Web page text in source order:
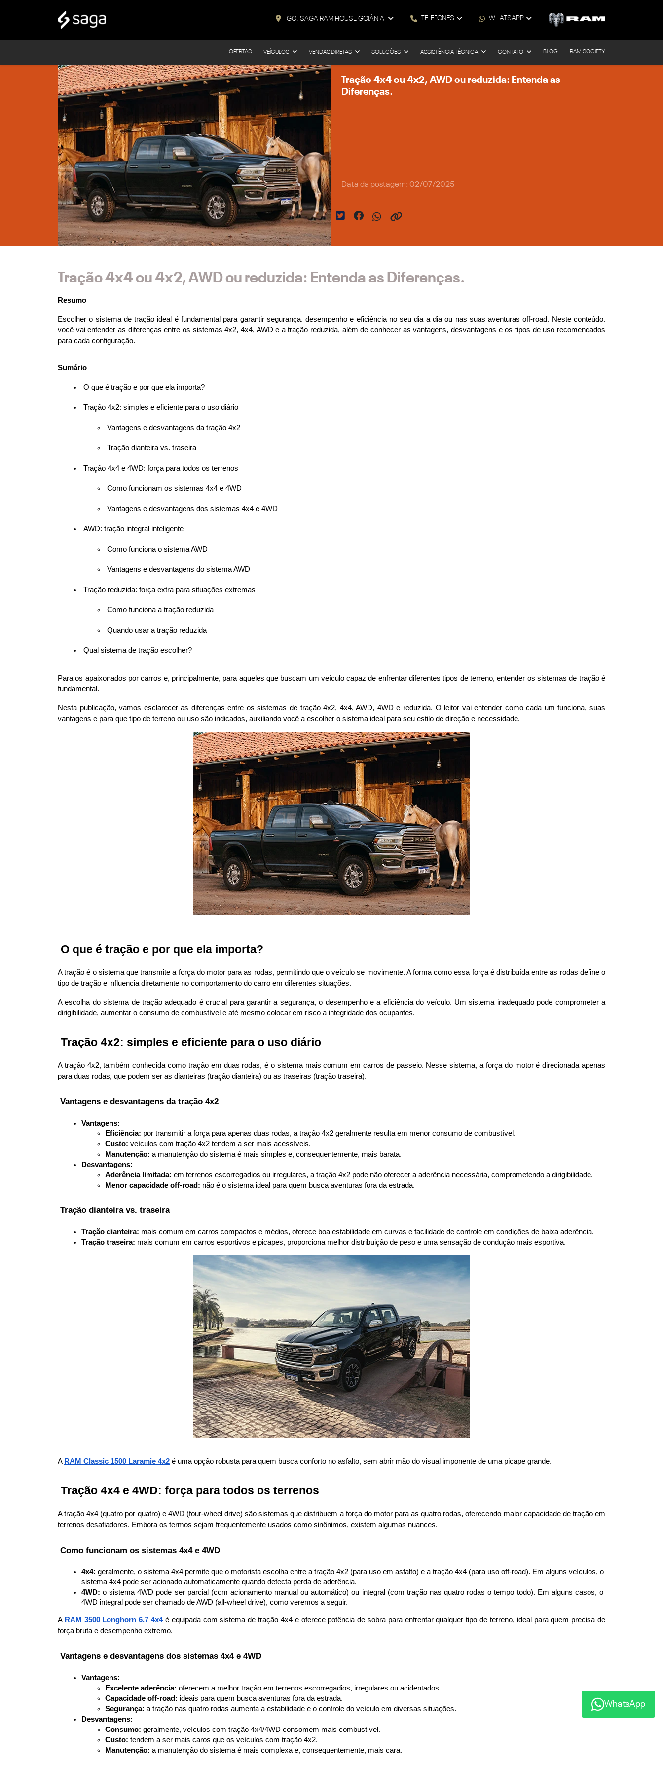
GO: SAGA RAM HOUSE GOIÂNIA TELEFONES WHATSAPP
OFERTAS VEÍCULOS VENDAS DIRETAS SOLUÇÕES ASSISTÊNCIA TÉCNICA CONTATO BLOG RAM SOCIETY
Tração 4x4 ou 4x2, AWD ou reduzida: Entenda as
Diferenças.
Data da postagem: 02/07/2025
Tração 4x4 ou 4x2, AWD ou reduzida: Entenda as Diferenças.
Resumo
Escolher o sistema de tração ideal é fundamental para garantir segurança, desempenho e eficiência no seu dia a dia ou nas suas aventuras off-road. Neste conteúdo,
você vai entender as diferenças entre os sistemas 4x2, 4x4, AWD e a tração reduzida, além de conhecer as vantagens, desvantagens e os tipos de uso recomendados
para cada configuração.
Sumário
O que é tração e por que ela importa?
Tração 4x2: simples e eficiente para o uso diário
Vantagens e desvantagens da tração 4x2
Tração dianteira vs. traseira
Tração 4x4 e 4WD: força para todos os terrenos
Como funcionam os sistemas 4x4 e 4WD
Vantagens e desvantagens dos sistemas 4x4 e 4WD
AWD: tração integral inteligente
Como funciona o sistema AWD
Vantagens e desvantagens do sistema AWD
Tração reduzida: força extra para situações extremas
Como funciona a tração reduzida
Quando usar a tração reduzida
Qual sistema de tração escolher?
Para os apaixonados por carros e, principalmente, para aqueles que buscam um veículo capaz de enfrentar diferentes tipos de terreno, entender os sistemas de tração é
fundamental.
Nesta publicação, vamos esclarecer as diferenças entre os sistemas de tração 4x2, 4x4, AWD, 4WD e reduzida. O leitor vai entender como cada um funciona, suas
vantagens e para que tipo de terreno ou uso são indicados, auxiliando você a escolher o sistema ideal para seu estilo de direção e necessidade.
O que é tração e por que ela importa?
A tração é o sistema que transmite a força do motor para as rodas, permitindo que o veículo se movimente. A forma como essa força é distribuída entre as rodas define o
tipo de tração e influencia diretamente no comportamento do carro em diferentes situações.
A escolha do sistema de tração adequado é crucial para garantir a segurança, o desempenho e a eficiência do veículo. Um sistema inadequado pode comprometer a
dirigibilidade, aumentar o consumo de combustível e até mesmo colocar em risco a integridade dos ocupantes.
Tração 4x2: simples e eficiente para o uso diário
A tração 4x2, também conhecida como tração em duas rodas, é o sistema mais comum em carros de passeio. Nesse sistema, a força do motor é direcionada apenas
para duas rodas, que podem ser as dianteiras (tração dianteira) ou as traseiras (tração traseira).
Vantagens e desvantagens da tração 4x2
Vantagens:
Eficiência: por transmitir a força para apenas duas rodas, a tração 4x2 geralmente resulta em menor consumo de combustível.
Custo: veículos com tração 4x2 tendem a ser mais acessíveis.
Manutenção: a manutenção do sistema é mais simples e, consequentemente, mais barata.
Desvantagens:
Aderência limitada: em terrenos escorregadios ou irregulares, a tração 4x2 pode não oferecer a aderência necessária, comprometendo a dirigibilidade.
Menor capacidade off-road: não é o sistema ideal para quem busca aventuras fora da estrada.
Tração dianteira vs. traseira
Tração dianteira: mais comum em carros compactos e médios, oferece boa estabilidade em curvas e facilidade de controle em condições de baixa aderência.
Tração traseira: mais comum em carros esportivos e picapes, proporciona melhor distribuição de peso e uma sensação de condução mais esportiva.
A RAM Classic 1500 Laramie 4x2 é uma opção robusta para quem busca conforto no asfalto, sem abrir mão do visual imponente de uma picape grande.
Tração 4x4 e 4WD: força para todos os terrenos
A tração 4x4 (quatro por quatro) e 4WD (four-wheel drive) são sistemas que distribuem a força do motor para as quatro rodas, oferecendo maior capacidade de tração em
terrenos desafiadores. Embora os termos sejam frequentemente usados como sinônimos, existem algumas nuances.
Como funcionam os sistemas 4x4 e 4WD
4x4: geralmente, o sistema 4x4 permite que o motorista escolha entre a tração 4x2 (para uso em asfalto) e a tração 4x4 (para uso off-road). Em alguns veículos, o
sistema 4x4 pode ser acionado automaticamente quando detecta perda de aderência.
4WD: o sistema 4WD pode ser parcial (com acionamento manual ou automático) ou integral (com tração nas quatro rodas o tempo todo). Em alguns casos, o
4WD integral pode ser chamado de AWD (all-wheel drive), como veremos a seguir.
A RAM 3500 Longhorn 6.7 4x4 é equipada com sistema de tração 4x4 e oferece potência de sobra para enfrentar qualquer tipo de terreno, ideal para quem precisa de
força bruta e desempenho extremo.
Vantagens e desvantagens dos sistemas 4x4 e 4WD
Vantagens:
Excelente aderência: oferecem a melhor tração em terrenos escorregadios, irregulares ou acidentados.
Capacidade off-road: ideais para quem busca aventuras fora da estrada.
Segurança: a tração nas quatro rodas aumenta a estabilidade e o controle do veículo em diversas situações.
Desvantagens:
Consumo: geralmente, veículos com tração 4x4/4WD consomem mais combustível.
Custo: tendem a ser mais caros que os veículos com tração 4x2.
Manutenção: a manutenção do sistema é mais complexa e, consequentemente, mais cara.
WhatsApp